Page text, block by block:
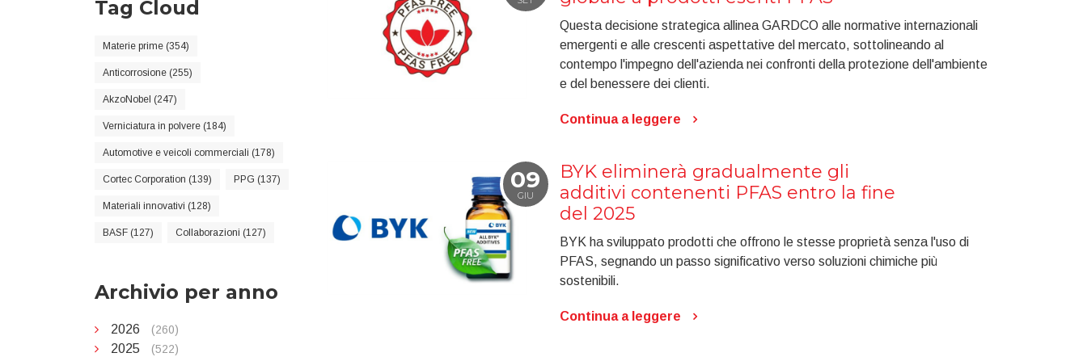
Tag Cloud
Materie prime (354)
Anticorrosione (255)
AkzoNobel (247)
Verniciatura in polvere (184)
Automotive e veicoli commerciali (178)
Cortec Corporation (139) PPG (137)
Materiali innovativi (128)
BASF (127) Collaborazioni (127)
Archivio per anno
2026 (260)
2025 (522)
Questa decisione strategica allinea GARDCO alle normative internazionali
emergenti e alle crescenti aspettative del mercato, sottolineando al
contempo l'impegno dell'azienda nei confronti della protezione dell'ambiente
e del benessere dei clienti.
Continua a leggere
09
GIU
BYK eliminerà gradualmente gli
additivi contenenti PFAS entro la fine
del 2025
BYK ha sviluppato prodotti che offrono le stesse proprietà senza l'uso di
PFAS, segnando un passo significativo verso soluzioni chimiche più
sostenibili.
Continua a leggere